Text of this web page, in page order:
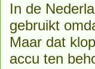
In de
gebruikt
Maar dat
accu ten